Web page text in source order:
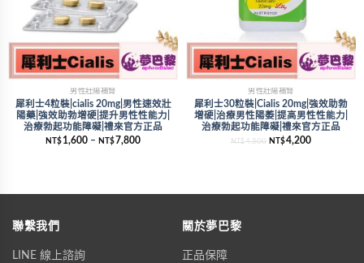
男性壯陽補腎
犀利士4粒裝|cialis 20mg|男性速效壯
陽藥|強效助勃增硬|提升男性性能力|
治療勃起功能障礙|禮來官方正品
NT$ 1,600 – NT$ 7,800
男性壯陽補腎
犀利士30粒裝|Cialis 20mg|強效助勃
增硬|治療男性陽萎|提高男性性能力|
治療勃起功能障礙|禮來官方正品
NT$4,500 NT$4,200
聯繫我們
LINE 線上諮詢
關於夢巴黎
正品保障